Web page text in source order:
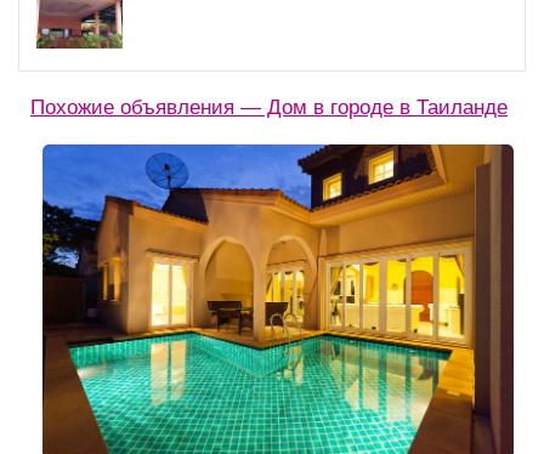
Похожие объявления — Дом в городе в Таиланде